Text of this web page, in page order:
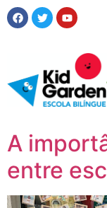
A
entre